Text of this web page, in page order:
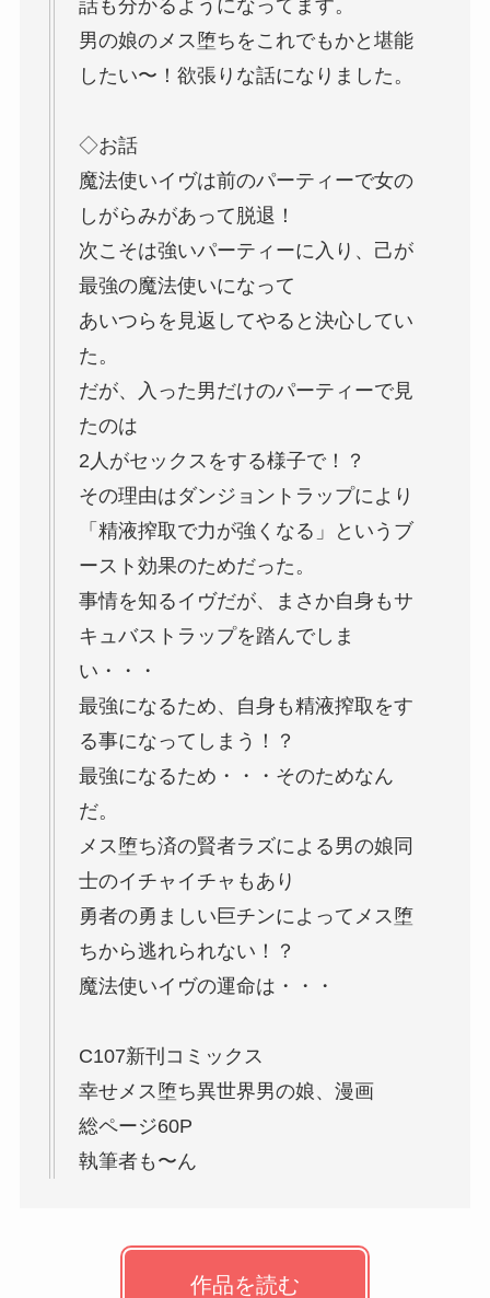
話も分かるようになってます。
男の娘のメス堕ちをこれでもかと堪能
したい〜！欲張りな話になりました。
◇お話
魔法使いイヴは前のパーティーで女の
しがらみがあって脱退！
次こそは強いパーティーに入り、己が
最強の魔法使いになって
あいつらを見返してやると決心してい
た。
だが、入った男だけのパーティーで見
たのは
2人がセックスをする様子で！？
その理由はダンジョントラップにより
「精液搾取で力が強くなる」というブ
ースト効果のためだった。
事情を知るイヴだが、まさか自身もサ
キュバストラップを踏んでしま
い・・・
最強になるため、自身も精液搾取をす
る事になってしまう！？
最強になるため・・・そのためなん
だ。
メス堕ち済の賢者ラズによる男の娘同
士のイチャイチャもあり
勇者の勇ましい巨チンによってメス堕
ちから逃れられない！？
魔法使いイヴの運命は・・・
C107新刊コミックス
幸せメス堕ち異世界男の娘、漫画
総ページ60P
執筆者も〜ん
作品を読む